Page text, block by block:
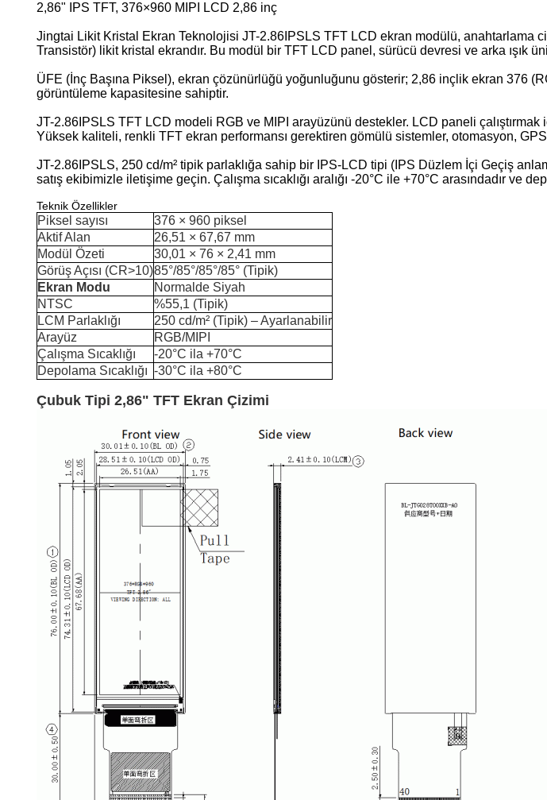
2,86" IPS TFT, 376×960 MIPI LCD 2,86 inç
Jingtai Likit Kristal Ekran Teknolojisi JT-2.86IPSLS TFT LCD ekran modülü, anahtarlama
Transistör) likit kristal ekrandır. Bu modül bir TFT LCD panel, sürücü devresi ve arka ışık
ÜFE (İnç Başına Piksel), ekran çözünürlüğü yoğunluğunu gösterir; 2,86 inçlik ekran 376
görüntüleme kapasitesine sahiptir.
JT-2.86IPSLS TFT LCD modeli RGB ve MIPI arayüzünü destekler. LCD paneli
Yüksek kaliteli, renkli TFT ekran performansı gerektiren gömülü sistemler, otomasyon,
JT-2.86IPSLS, 250 cd/m² tipik parlaklığa sahip bir IPS-LCD tipi (IPS Düzlem İçi Geçiş
satış ekibimizle iletişime geçin. Çalışma sıcaklığı aralığı -20°C ile +70°C arasındadır ve
Teknik Özellikler
Piksel sayısı
376 × 960 piksel
Aktif Alan
26,51 × 67,67 mm
Modül Özeti
30,01 × 76 × 2,41 mm
Görüş Açısı (CR>10)85°/85°/85°/85° (Tipik)
Ekran Modu
Normalde Siyah
NTSC
%55,1 (Tipik)
LCM Parlaklığı
250 cd/m² (Tipik) – Ayarlanabilir
Arayüz
RGB/MIPI
Çalışma Sıcaklığı
-20°C ila +70°C
Depolama Sıcaklığı -30°C ila +80°C
Çubuk Tipi 2,86" TFT Ekran Çizimi